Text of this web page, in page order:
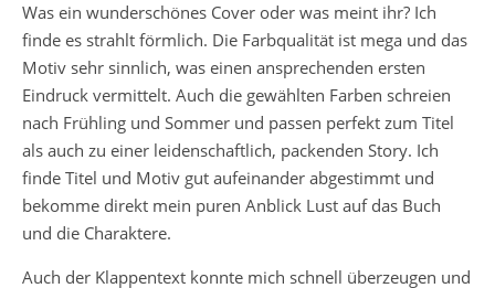
Was ein wunderschönes Cover oder was meint ihr? Ich
finde es strahlt förmlich. Die Farbqualität ist mega und das
Motiv sehr sinnlich, was einen ansprechenden ersten
Eindruck vermittelt. Auch die gewählten Farben schreien
nach Frühling und Sommer und passen perfekt zum Titel
als auch zu einer leidenschaftlich, packenden Story. Ich
finde Titel und Motiv gut aufeinander abgestimmt und
bekomme direkt mein puren Anblick Lust auf das Buch
und die Charaktere.
Auch der Klappentext konnte mich schnell überzeugen und